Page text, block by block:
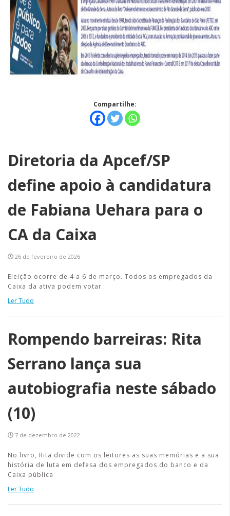
Compartilhe:
Diretoria da Apcef/SP
define apoio à candidatura
de Fabiana Uehara para o
CA da Caixa
26 de fevereiro de 2026
Eleição ocorre de 4 a 6 de março. Todos os empregados da
Caixa da ativa podem votar
Ler Tudo
Rompendo barreiras: Rita
Serrano lança sua
autobiografia neste sábado
(10)
7 de dezembro de 2022
No livro, Rita divide com os leitores as suas memórias e a sua
história de luta em defesa dos empregados do banco e da
Caixa pública
Ler Tudo